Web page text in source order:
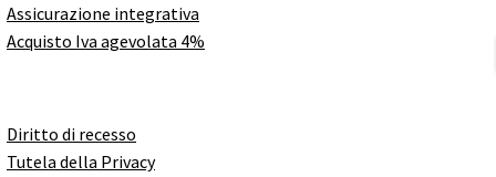
Assicurazione integrativa
Acquisto Iva agevolata 4%
Diritto di recesso
Tutela della Privacy